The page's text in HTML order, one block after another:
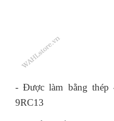
- Được làm bằng thép
9RC13